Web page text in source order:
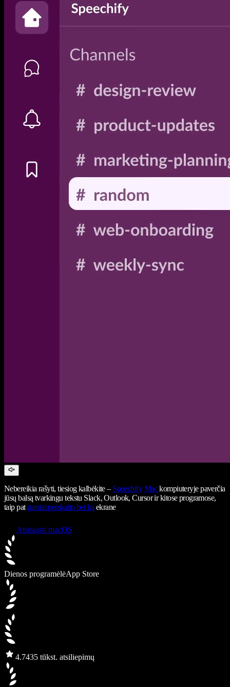
Nebereikia rašyti, tiesiog kalbėkite – Speechify Mackompiuteryje paverčia
jūsų balsą tvarkingu tekstu Slack, Outlook, Cursor ir kitose programose,
taip pat garsiai perskaito bet ką ekrane
Atsisiųsti macOS
Dienos programėlėApp Store
4.7435 tūkst. atsiliepimų